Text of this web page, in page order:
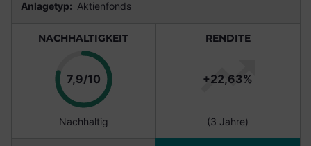
Anlagetyp: Aktienfonds
NACHHALTIGKEIT
7,9/10Punkte
Nachhaltig
RENDITE
+22,63%
(3 Jahre)